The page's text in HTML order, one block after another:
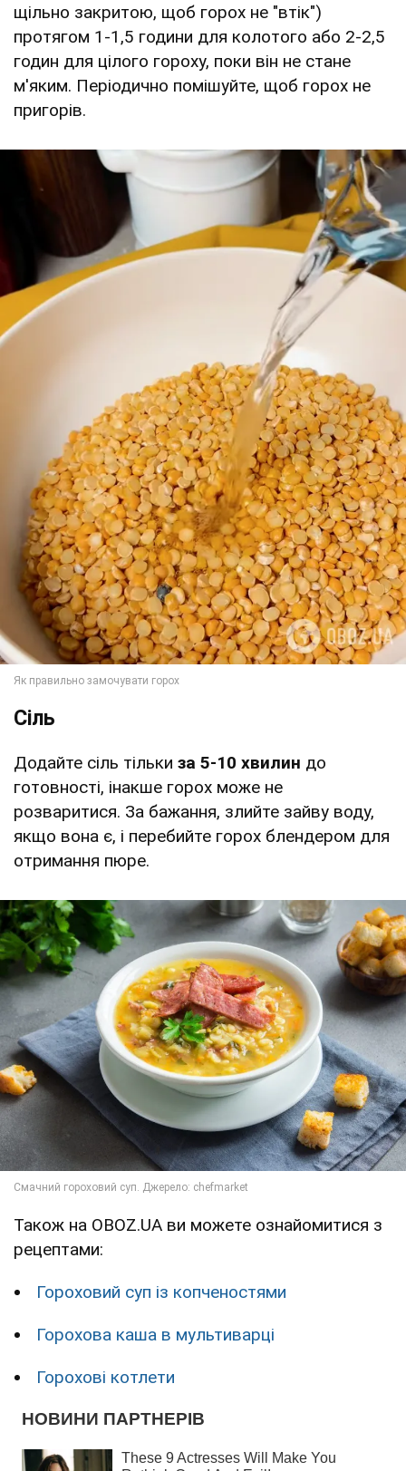
щільно закритою, щоб горох не "втік")
протягом 1-1,5 години для колотого або 2-2,5
годин для цілого гороху, поки він не стане
м'яким. Періодично помішуйте, щоб горох не
пригорів.
Сіль
Додайте сіль тільки за 5-10 хвилин до
готовності, інакше горох може не
розваритися. За бажання, злийте зайву воду,
якщо вона є, і перебийте горох блендером для
отримання пюре.
Також на OBOZ.UA ви можете ознайомитися з
рецептами:
Гороховий суп із копченостями
Горохова каша в мультиварці
Горохові котлети